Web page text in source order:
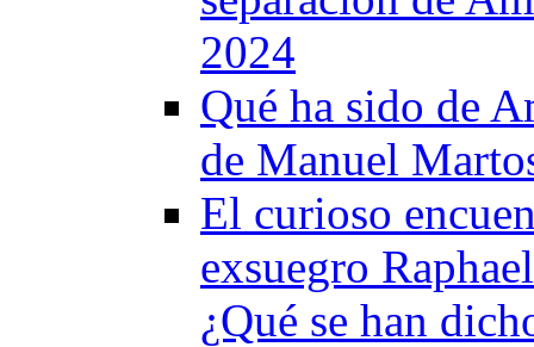
2024
Qué ha sido de
de Manuel
El curioso
exsuegro
¿Qué se han